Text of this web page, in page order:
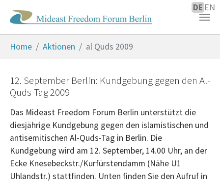
DE EN
Home Aktionen al Quds 2009
12. September Berlin: Kundgebung gegen den Al-
Quds-Tag 2009
Das Mideast Freedom Forum Berlin unterstützt die
diesjährige Kundgebung gegen den islamistischen und
antisemitischen Al-Quds-Tag in Berlin. Die
Kundgebung wird am 12. September, 14.00 Uhr, an der
Ecke Knesebeckstr./Kurfürstendamm (Nähe U1
Uhlandstr.) stattfinden. Unten finden Sie den Aufruf in